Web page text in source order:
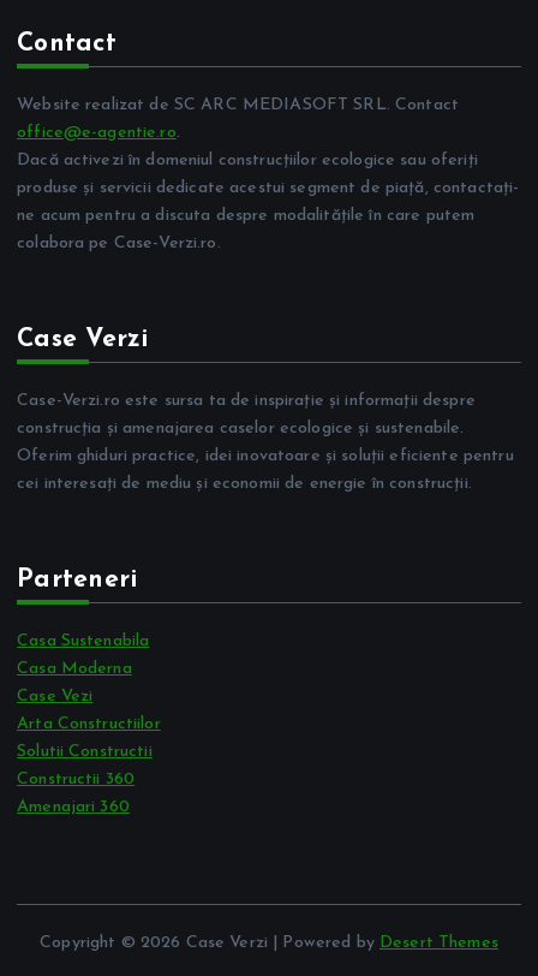
Contact
Website realizat de SC ARC MEDIASOFT SRL. Contact
office@e-agentie.ro.
Dacă activezi în domeniul construcțiilor ecologice sau oferiți
produse și servicii dedicate acestui segment de piață, contactați-
ne acum pentru a discuta despre modalitățile în care putem
colabora pe Case-Verzi.ro.
Case Verzi
Case-Verzi.ro este sursa ta de inspirație și informații despre
construcția și amenajarea caselor ecologice și sustenabile.
Oferim ghiduri practice, idei inovatoare și soluții eficiente pentru
cei interesați de mediu și economii de energie în construcții.
Parteneri
Casa Sustenabila
Casa Moderna
Case Vezi
Arta Constructiilor
Solutii Constructii
Constructii 360
Amenajari 360
Copyright © 2026 Case Verzi | Powered by Desert Themes